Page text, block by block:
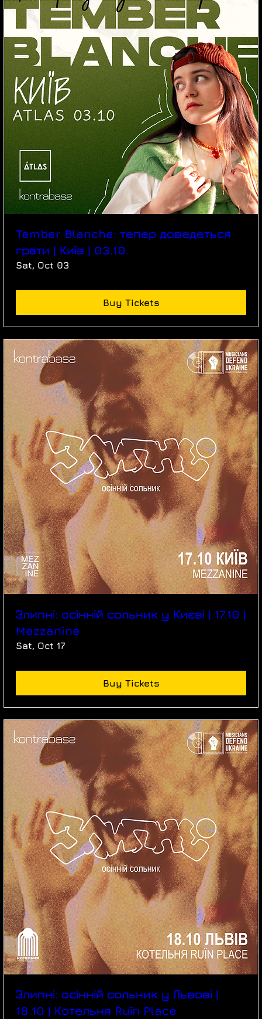
Tember Blanche: тепер доведеться
грати | Київ | 03.10.
Sat, Oct 03
Buy Tickets
Злипні: осінній сольник у Києві | 17.10 |
Mezzanine
Sat, Oct 17
Buy Tickets
Злипні: осінній сольник у Львові |
18.10 | Котельня Ruїn Place